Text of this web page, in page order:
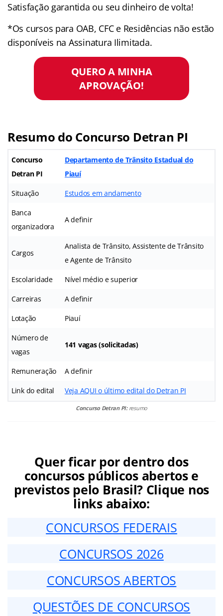
Satisfação garantida ou seu dinheiro de volta!
*Os cursos para OAB, CFC e Residências não estão
disponíveis na Assinatura Ilimitada.
QUERO A MINHA
APROVAÇÃO!
Resumo do Concurso Detran PI
Concurso
Detran PI
Departamento de Trânsito Estadual do
Piauí
Situação Estudos em andamento
Banca
organizadora
A definir
Cargos
Analista de Trânsito, Assistente de Trânsito
e Agente de Trânsito
Escolaridade Nível médio e superior
Carreiras A definir
Lotação Piauí
Número de
vagas
141 vagas (solicitadas)
Remuneração A definir
Link do edital Veja AQUI o último edital do Detran PI
Concurso Detran PI:resumo
Quer ficar por dentro dos
concursos públicos abertos e
previstos pelo Brasil? Clique nos
links abaixo:
CONCURSOS FEDERAIS
CONCURSOS 2026
CONCURSOS ABERTOS
QUESTÕES DE CONCURSOS